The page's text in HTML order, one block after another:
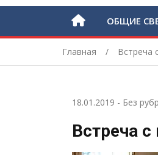
ОБЩИЕ
Главная Встреча
18.01.2019 - Без
Встреча